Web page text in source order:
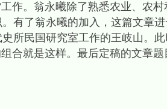
作。翁永曦除了熟悉农业、农
有了翁永曦的加入，这篇文章
所民国研究室工作的王岐山。
合就是这样。最后定稿的文章